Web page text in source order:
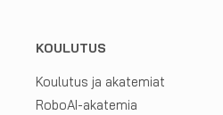
KOULUTUS
Koulutus ja akatemiat
RoboAI-akatemia